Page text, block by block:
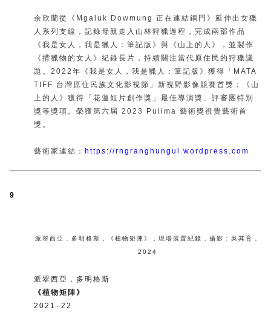
余欣蘭從《Mgaluk Dowmung 正在連結銅門》延伸出女獵
人系列支線，記錄母親走入山林狩獵過程，完成兩部作品
《我是女人，我是獵人：筆記版》與《山上的人》，並製作
《揹獵物的女人》紀錄長片，持續關注當代原住民的狩獵議
題。2022年《我是女人，我是獵人：筆記版》獲得「MATA
TIFF 台灣原住民族文化影視節」新視野影像競賽首獎；《山
上的人》獲得「花蓮短片創作獎」最佳導演獎、評審團特別
獎等獎項。榮獲第六屆 2023 Pulima 藝術獎視覺藝術首
獎。
藝術家連結： https://rngranghungul.wordpress.com
9
派翠西亞．多明格斯 《植物矩陣》 現場裝置紀錄 攝影：吳其育
2024
派翠西亞．多明格斯
《植物矩陣》
2021–22